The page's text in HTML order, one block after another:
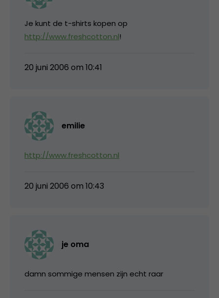
Je kunt de t-shirts kopen op
http://www.freshcotton.nl!
20 juni 2006 om 10:41
emilie
http://www.freshcotton.nl
20 juni 2006 om 10:43
je oma
damn sommige mensen zijn echt raar